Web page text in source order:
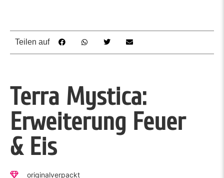
Teilen auf
Terra Mystica:
Erweiterung Feuer
& Eis
originalverpackt